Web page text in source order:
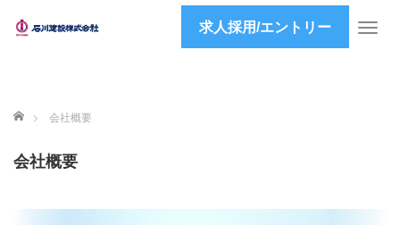
T
求人採用/エントリー
ホーム 会社概要
会社概要